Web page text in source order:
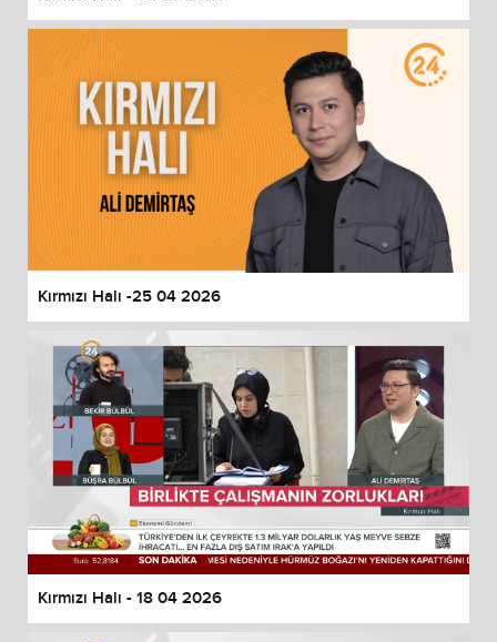
Kırmızı Halı -25 04 2026
Kırmızı Halı - 18 04 2026